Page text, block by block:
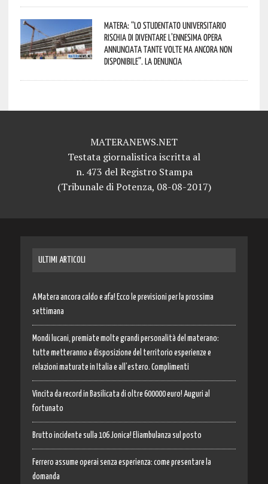
Matera: “Lo studentato universitario
rischia di diventare l’ennesima opera
annunciata tante volte ma ancora non
disponibile”. La denuncia
MATERANEWS.NET
Testata giornalistica iscritta al
n. 473 del Registro Stampa
(Tribunale di Potenza, 08-08-2017)
ULTIMI ARTICOLI
A Matera ancora caldo e afa! Ecco le previsioni per la prossima
settimana
Mondi lucani, premiate molte grandi personalità del materano:
tutte metteranno a disposizione del territorio esperienze e
relazioni maturate in Italia e all’estero. Complimenti
Vincita da record in Basilicata di oltre 600000 euro! Auguri al
fortunato
Brutto incidente sulla 106 Jonica! Eliambulanza sul posto
Ferrero assume operai senza esperienza: come presentare la
domanda